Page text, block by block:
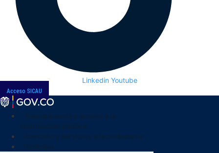
Linkedin Youtube
Acceso SICAU